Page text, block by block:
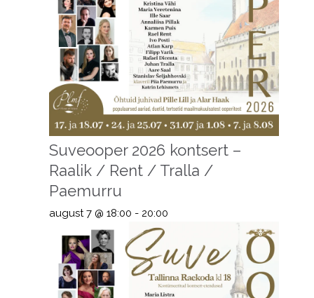
Suveooper 2026 kontsert –
Raalik / Rent / Tralla /
Paemurru
august 7 @ 18:00 - 20:00